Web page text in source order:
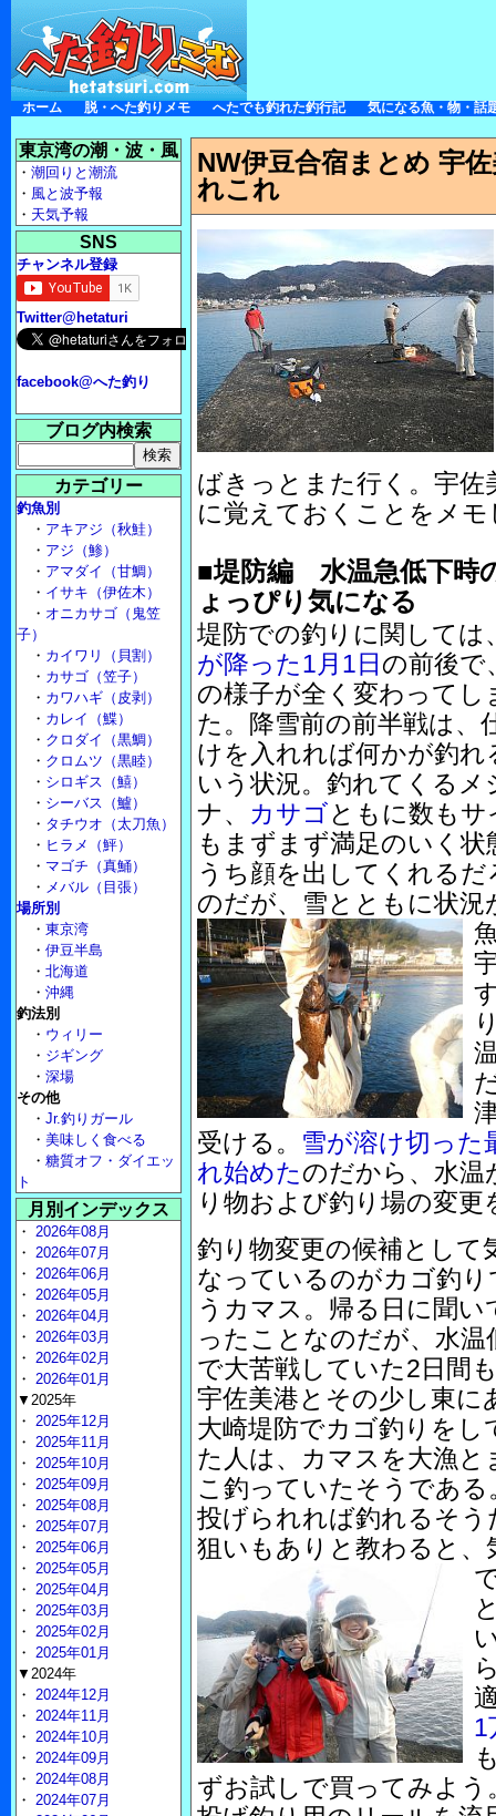
ホーム 脱・へた釣りメモ へたでも釣れた釣行記 気になる魚・物・話
NW伊豆合宿まとめ 宇
れこれ
ばきっとまた行く。宇
に覚えておくことをメ
■堤防編 水温急低下時
ょっぴり気になる
堤防での釣りに関しては
が降った1月1日の前後で
の様子が全く変わってし
た。降雪前の前半戦は、
けを入れれば何かが釣れ
いう状況。釣れてくるメ
ナ、
カサゴともに数もサ
もまずまず満足のいく状
うち顔を出してくれる
のだが、雪とともに状
受ける。 雪が溶け切った
れ始めたのだから、水温
り物および釣り場の変
釣り物変更の候補として
なっているのがカゴ釣り
うカマス。帰る日に聞い
ったことなのだが、水温
で大苦戦していた2日間
宇佐美港とその少し東に
大崎堤防でカゴ釣りをし
た人は、カマスを大漁
こ釣っていたそうであ
投げられれば釣れるそ
狙いもありと教わると
1
ずお試しで買ってみよ
東京湾の潮・波・風
・ 潮回りと潮流
・ 風と波予報
・ 天気予報
SNS
チャンネル登録
Twitter@hetaturi
facebook@へた釣り
ブログ内検索
カテゴリー
釣魚別
・ アキアジ（秋鮭）
・ アジ（鯵）
・ アマダイ（甘鯛）
・ イサキ（伊佐木）
・ オニカサゴ（鬼笠
子）
・ カイワリ（貝割）
・ カサゴ（笠子）
・ カワハギ（皮剥）
・ カレイ（鰈）
・ クロダイ（黒鯛）
・ クロムツ（黒睦）
・ シロギス（鱚）
・ シーバス（鱸）
・ タチウオ（太刀魚）
・ ヒラメ（鮃）
・ マゴチ（真鯒）
・ メバル（目張）
場所別
・ 東京湾
・ 伊豆半島
・ 北海道
・ 沖縄
釣法別
・ ウィリー
・ ジギング
・ 深場
その他
・ Jr.釣りガール
・ 美味しく食べる
・ 糖質オフ・ダイエッ
ト
月別インデックス
・ 2026年08月
・ 2026年07月
・ 2026年06月
・ 2026年05月
・ 2026年04月
・ 2026年03月
・ 2026年02月
・ 2026年01月
▼2025年
・ 2025年12月
・ 2025年11月
・ 2025年10月
・ 2025年09月
・ 2025年08月
・ 2025年07月
・ 2025年06月
・ 2025年05月
・ 2025年04月
・ 2025年03月
・ 2025年02月
・ 2025年01月
▼2024年
・ 2024年12月
・ 2024年11月
・ 2024年10月
・ 2024年09月
・ 2024年08月
・ 2024年07月